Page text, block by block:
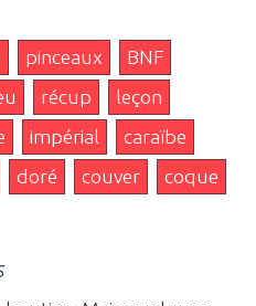
pinceaux
BNF
récup
leçon
impérial
caraïbe
doré couver
coque